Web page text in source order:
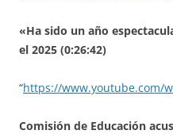
«Ha sido un año
el 2025 (0:26:42)
“https://www.youtube.com/
Comisión de Educación